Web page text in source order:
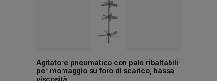
Agitatore pneumatico con pale ribaltabili
per montaggio su foro di scarico, bassa
viscosità